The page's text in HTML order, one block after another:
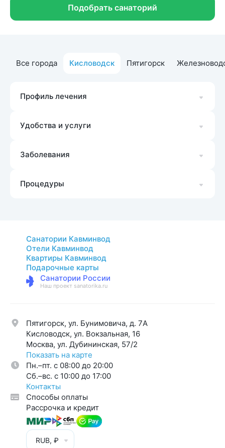
Подобрать санаторий
Все города Кисловодск Пятигорск
Профиль лечения
Удобства и услуги
Заболевания
Процедуры
Санатории Кавминвод
Отели Кавминвод
Квартиры Кавминвод
Подарочные карты
Санатории России
Наш проект sanatorika.ru
Пятигорск, ул. Бунимовича, д. 7A
Кисловодск, ул. Вокзальная, 16
Москва, ул. Дубининская, 57/2
Показать на карте
Пн.–пт. с 08:00 до 20:00
Cб.–вс. с 10:00 до 17:00
Контакты
Способы оплаты
Рассрочка и кредит
RUB, ₽